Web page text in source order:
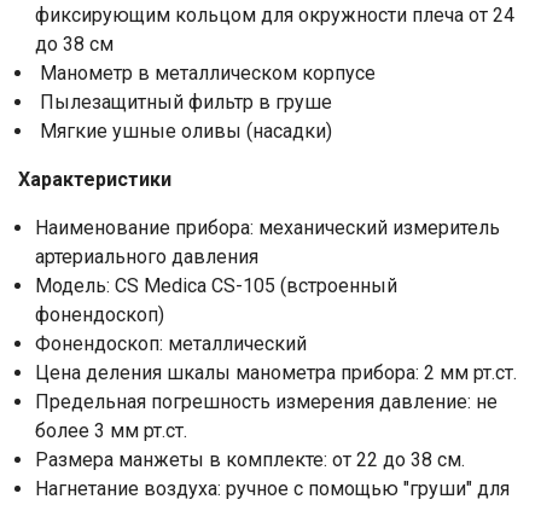
фиксирующим кольцом для окружности плеча от 24
до 38 см
Манометр в металлическом корпусе
Пылезащитный фильтр в груше
Мягкие ушные оливы (насадки)
Характеристики
Наименование прибора: механический измеритель
артериального давления
Модель: CS Medica CS-105 (встроенный
фонендоскоп)
Фонендоскоп: металлический
Цена деления шкалы манометра прибора: 2 мм рт.ст.
Предельная погрешность измерения давление: не
более 3 мм рт.ст.
Размера манжеты в комплекте: от 22 до 38 см.
Нагнетание воздуха: ручное с помощью "груши" для
Ваше имя
Отправить
Нажимая на кнопку "Отправить" вы
соглашаетесь на обработку
персональных данных